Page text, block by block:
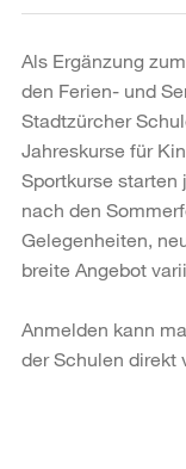
Als Ergänzung
den Ferien- und
Stadtzürcher
Jahreskurse für
Sportkurse
nach den
Gelegenheiten,
breite Angebot
Anmelden kann
der Schulen direkt